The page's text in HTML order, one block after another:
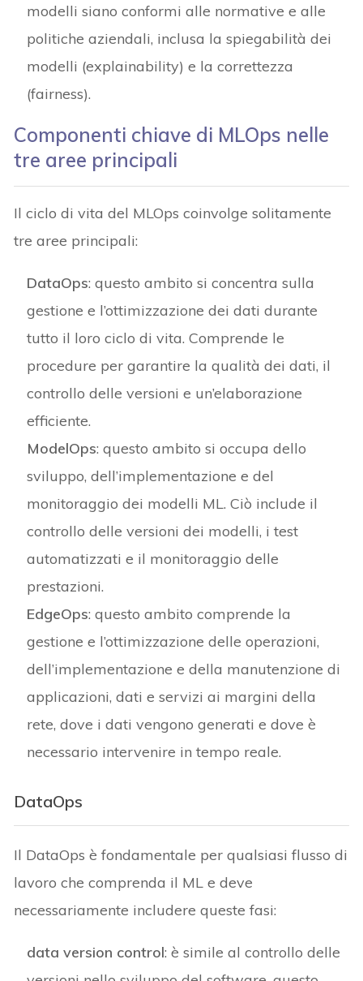
modelli siano conformi alle normative e alle
politiche aziendali, inclusa la spiegabilità dei
modelli (explainability) e la correttezza
(fairness).
Componenti chiave di MLOps nelle
tre aree principali
Il ciclo di vita del MLOps coinvolge solitamente
tre aree principali:
DataOps: questo ambito si concentra sulla
gestione e l’ottimizzazione dei dati durante
tutto il loro ciclo di vita. Comprende le
procedure per garantire la qualità dei dati, il
controllo delle versioni e un’elaborazione
efficiente.
ModelOps: questo ambito si occupa dello
sviluppo, dell’implementazione e del
monitoraggio dei modelli ML. Ciò include il
controllo delle versioni dei modelli, i test
automatizzati e il monitoraggio delle
prestazioni.
EdgeOps: questo ambito comprende la
gestione e l’ottimizzazione delle operazioni,
dell’implementazione e della manutenzione di
applicazioni, dati e servizi ai margini della
rete, dove i dati vengono generati e dove è
necessario intervenire in tempo reale.
DataOps
Il DataOps è fondamentale per qualsiasi flusso di
lavoro che comprenda il ML e deve
necessariamente includere queste fasi:
data version control: è simile al controllo delle